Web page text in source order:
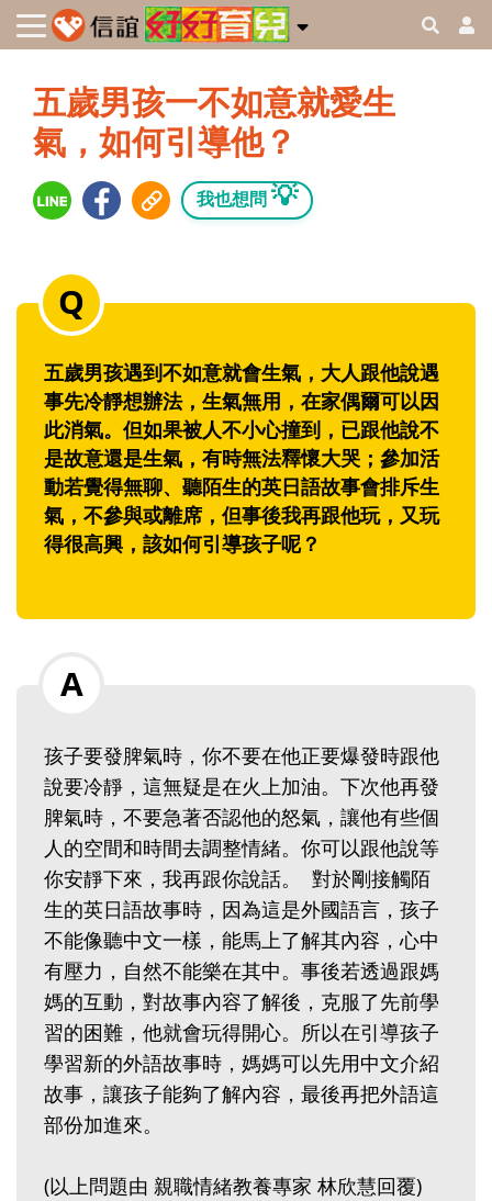
五歲男孩一不如意就愛生
氣，如何引導他？
我也想問 💡
五歲男孩遇到不如意就會生氣，大人跟他說遇
事先冷靜想辦法，生氣無用，在家偶爾可以因
此消氣。但如果被人不小心撞到，已跟他說不
是故意還是生氣，有時無法釋懷大哭；參加活
動若覺得無聊、聽陌生的英日語故事會排斥生
氣，不參與或離席，但事後我再跟他玩，又玩
得很高興，該如何引導孩子呢？
孩子要發脾氣時，你不要在他正要爆發時跟他
說要冷靜，這無疑是在火上加油。下次他再發
脾氣時，不要急著否認他的怒氣，讓他有些個
人的空間和時間去調整情緒。你可以跟他說等
你安靜下來，我再跟你說話。 對於剛接觸陌
生的英日語故事時，因為這是外國語言，孩子
不能像聽中文一樣，能馬上了解其內容，心中
有壓力，自然不能樂在其中。事後若透過跟媽
媽的互動，對故事內容了解後，克服了先前學
習的困難，他就會玩得開心。所以在引導孩子
學習新的外語故事時，媽媽可以先用中文介紹
故事，讓孩子能夠了解內容，最後再把外語這
部份加進來。
(以上問題由 親職情緒教養專家 林欣慧回覆)